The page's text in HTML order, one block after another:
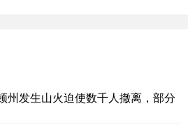
州发生山火迫使数千人撤离，部分